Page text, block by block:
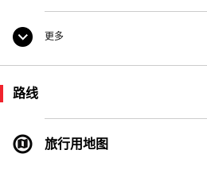
更多
渡轮乘坐点
路线
旅行用地图